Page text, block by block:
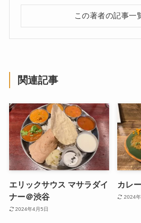
この著者の記事一
関連記事
エリックサウス マサラダイ
ナー＠渋谷
2024年4月5日
カレ
2024